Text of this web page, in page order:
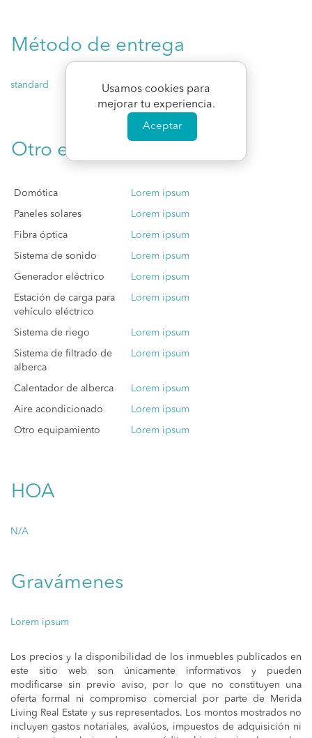
Método de entrega
standard
Otro equipamiento
Domótica Lorem ipsum
Paneles solares Lorem ipsum
Fibra óptica Lorem ipsum
Sistema de sonido Lorem ipsum
Generador eléctrico Lorem ipsum
Estación de carga para
vehículo eléctrico
Lorem ipsum
Sistema de riego Lorem ipsum
Sistema de filtrado de
alberca
Lorem ipsum
Calentador de alberca Lorem ipsum
Aire acondicionado Lorem ipsum
Otro equipamiento Lorem ipsum
HOA
N/A
Gravámenes
Lorem ipsum
Los precios y la disponibilidad de los inmuebles publicados en
este sitio web son únicamente informativos y pueden
modificarse sin previo aviso, por lo que no constituyen una
oferta formal ni compromiso comercial por parte de Merida
Living Real Estate y sus representados. Los montos mostrados no
incluyen gastos notariales, avalúos, impuestos de adquisición ni
Usamos cookies para
mejorar tu experiencia.
Aceptar